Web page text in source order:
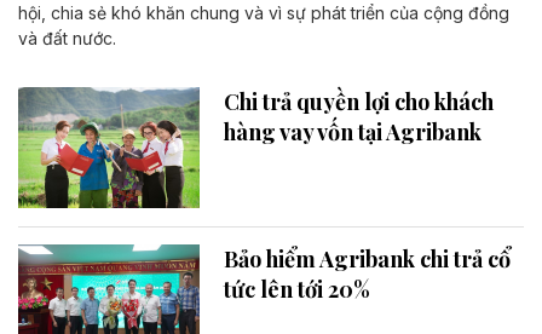
hội, chia sẻ khó khăn chung và vì sự phát triển của cộng đồng
và đất nước.
Chi trả quyền lợi cho khách
hàng vay vốn tại Agribank
Bảo hiểm Agribank chi trả cổ
tức lên tới 20%